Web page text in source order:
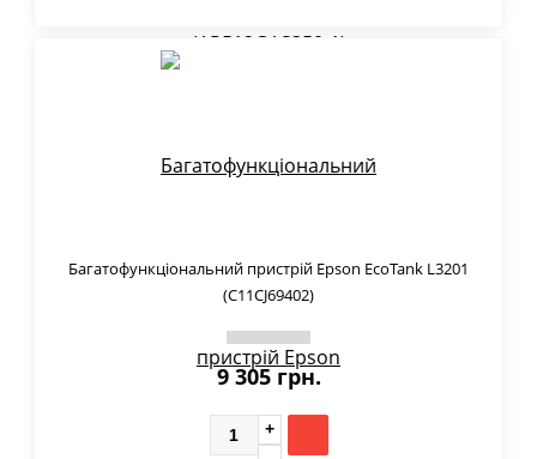
Багатофункціональний пристрій Epson EcoTank L3201
(C11CJ69402)
9 305 грн.